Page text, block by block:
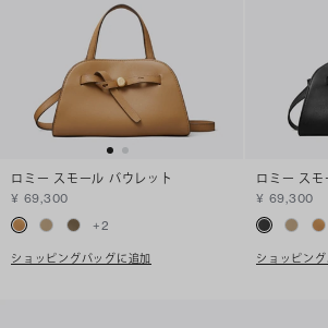
ロミー スモール バウレット
¥ 69,300
+2
ショッピングバッグに追加
ロミー スモ
¥ 69,300
ショッピン